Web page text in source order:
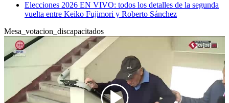
Elecciones 2026 EN VIVO: todos los detalles de la segunda
vuelta entre Keiko Fujimori y Roberto Sánchez
Mesa_votacion_discapacitados